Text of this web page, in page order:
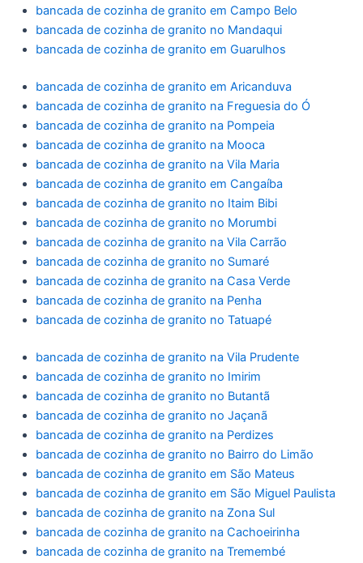
bancada de cozinha de granito em Campo Belo
bancada de cozinha de granito no Mandaqui
bancada de cozinha de granito em Guarulhos
bancada de cozinha de granito em Aricanduva
bancada de cozinha de granito na Freguesia do Ó
bancada de cozinha de granito na Pompeia
bancada de cozinha de granito na Mooca
bancada de cozinha de granito na Vila Maria
bancada de cozinha de granito em Cangaíba
bancada de cozinha de granito no Itaim Bibi
bancada de cozinha de granito no Morumbi
bancada de cozinha de granito na Vila Carrão
bancada de cozinha de granito no Sumaré
bancada de cozinha de granito na Casa Verde
bancada de cozinha de granito na Penha
bancada de cozinha de granito no Tatuapé
bancada de cozinha de granito na Vila Prudente
bancada de cozinha de granito no Imirim
bancada de cozinha de granito no Butantã
bancada de cozinha de granito no Jaçanã
bancada de cozinha de granito na Perdizes
bancada de cozinha de granito no Bairro do Limão
bancada de cozinha de granito em São Mateus
bancada de cozinha de granito em São Miguel Paulista
bancada de cozinha de granito na Zona Sul
bancada de cozinha de granito na Cachoeirinha
bancada de cozinha de granito na Tremembé